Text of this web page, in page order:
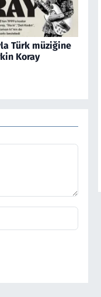
Türk müziğine
Koray